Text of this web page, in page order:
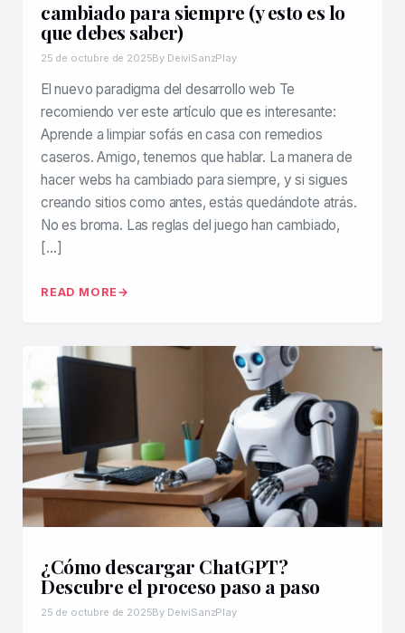
cambiado para siempre (y esto es lo
que debes saber)
25 de octubre de 2025By DeiviSanzPlay
El nuevo paradigma del desarrollo web Te
recomiendo ver este artículo que es interesante:
Aprende a limpiar sofás en casa con remedios
caseros. Amigo, tenemos que hablar. La manera de
hacer webs ha cambiado para siempre, y si sigues
creando sitios como antes, estás quedándote atrás.
No es broma. Las reglas del juego han cambiado,
[…]
READ MORE
¿Cómo descargar ChatGPT?
Descubre el proceso paso a paso
25 de octubre de 2025By DeiviSanzPlay